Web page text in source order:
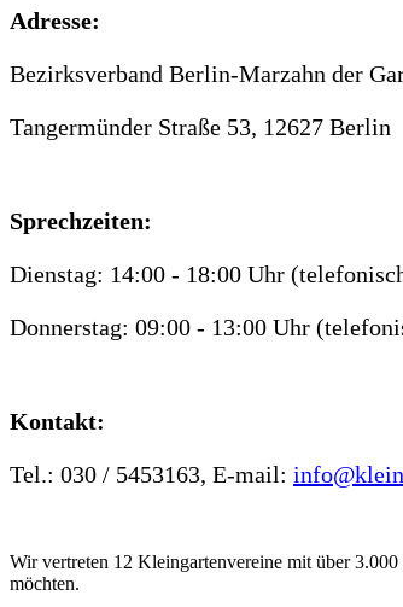
Adresse:
Bezirksverband Berlin-Marzahn der
Tangermünder Straße 53, 12627 Berlin
Sprechzeiten:
Dienstag: 14:00 - 18:00 Uhr
Donnerstag: 09:00 - 13:00 Uhr
Kontakt:
Tel.: 030 / 5453163, E-mail:
Wir vertreten 12 Kleingartenvereine mit über
möchten.